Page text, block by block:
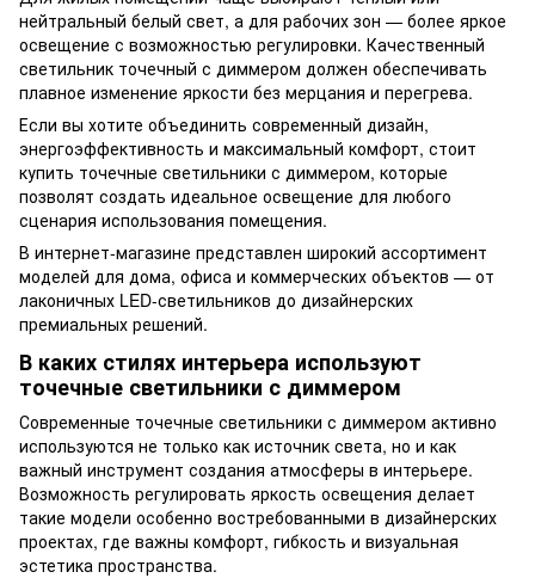
нейтральный белый свет, а для рабочих зон — более яркое
освещение с возможностью регулировки. Качественный
светильник точечный с диммером должен обеспечивать
плавное изменение яркости без мерцания и перегрева.
Если вы хотите объединить современный дизайн,
энергоэффективность и максимальный комфорт, стоит
купить точечные светильники с диммером, которые
позволят создать идеальное освещение для любого
сценария использования помещения.
В интернет-магазине представлен широкий ассортимент
моделей для дома, офиса и коммерческих объектов — от
лаконичных LED-светильников до дизайнерских
премиальных решений.
В каких стилях интерьера используют
точечные светильники с диммером
Современные точечные светильники с диммером активно
используются не только как источник света, но и как
важный инструмент создания атмосферы в интерьере.
Возможность регулировать яркость освещения делает
такие модели особенно востребованными в дизайнерских
проектах, где важны комфорт, гибкость и визуальная
эстетика пространства.